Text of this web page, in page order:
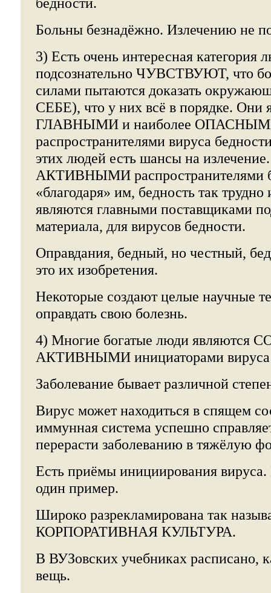
Больны безнадёжно. Излечению не
3) Есть очень интересная категория
подсознательно ЧУВСТВУЮТ, что
силами пытаются доказать
СЕБЕ), что у них всё в порядке. Они
ГЛАВНЫМИ и наиболее
распространителями вируса
этих людей есть шансы на
АКТИВНЫМИ распространителями
«благодаря» им, бедность так
являются главными поставщиками
материала, для вирусов бедности.
Оправдания, бедный, но честный,
это их изобретения.
Некоторые создают целые научные
оправдать свою болезнь.
4) Многие богатые люди
АКТИВНЫМИ инициаторами вируса
Заболевание бывает различной
Вирус может находиться в спящем
иммунная система успешно
перерасти заболеванию в тяжёлую
Есть приёмы инициирования
один пример.
Широко разрекламирована так
КОРПОРАТИВНАЯ КУЛЬТУРА.
В ВУЗовских учебниках расписано,
вещь.